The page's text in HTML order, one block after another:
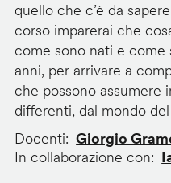
quello che c’è da
corso imparerai che
come sono nati e
anni, per arrivare a
che possono assumere
differenti, dal mondo
Docenti
Giorgio
In collaborazione con